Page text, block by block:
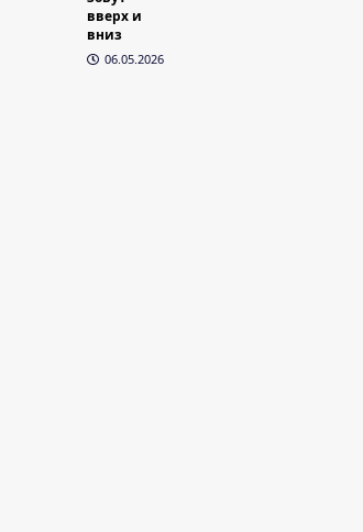
вверх и
вниз
06.05.2026